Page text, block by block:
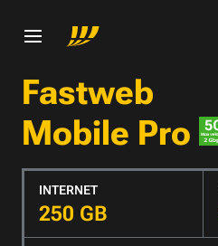
Fastweb
Mobile Pro
INTERNET
250 GB